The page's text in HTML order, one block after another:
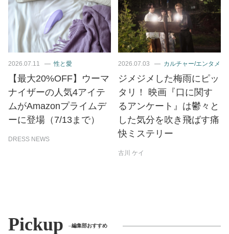
2026.07.11 性と愛
【最大20%OFF】ウーマ
ナイザーの人気4アイテ
ムがAmazonプライムデ
ーに登場（7/13まで）
DRESS NEWS
2026.07.03 カルチャー/エンタメ
ジメジメした梅雨にピッ
タリ！ 映画『口に関す
るアンケート』は鬱々と
した気分を吹き飛ばす痛
快ミステリー
古川 ケイ
Pickup 編集部おすすめ